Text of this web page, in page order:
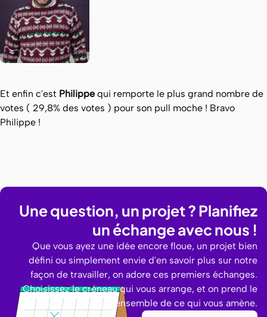
Et enfin c'est Philippe qui remporte le plus grand nombre de
votes ( 29,8% des votes ) pour son pull moche ! Bravo
Philippe !
Une question, un projet ? Planifiez
un échange avec nous !
Que vous ayez une idée encore floue, un projet bien
défini ou simplement envie d'en savoir plus sur notre
façon de travailler, on adore ces premiers échanges.
Choisissez le créneau qui vous arrange, et on prend le
temps de discuter ensemble de ce qui vous amène.